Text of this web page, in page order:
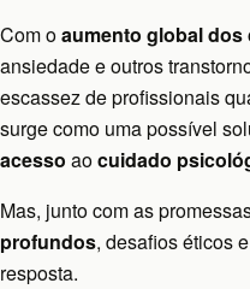
Com oaumento global
ansiedade e outros
escassez de profissionais
surge como uma possível
acesso aocuidado
Mas, junto com as
profundos, desafios éticos
resposta.